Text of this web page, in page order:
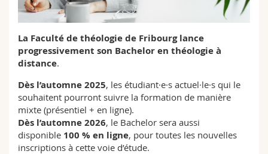
Sciences et médecine
Interfacultaire
Collaborateurs
Doctorants
Webmail
Programme des cours
La Faculté de théologie de Fribourg lance
progressivement son Bachelor en théologie à
distance.
Dès l’automne 2025, les étudiant·e·s actuel·le·s qui le
souhaitent pourront suivre la formation de manière
mixte (présentiel + en ligne).
Dès l’automne 2026, le Bachelor sera aussi
disponible 100 % en ligne, pour toutes les nouvelles
inscriptions à cette voie d’étude.